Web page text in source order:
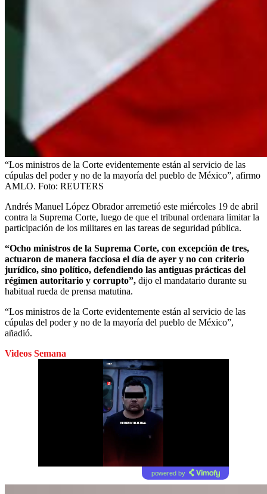
“Los ministros de la Corte evidentemente están al servicio de las
cúpulas del poder y no de la mayoría del pueblo de México”, afirmo
AMLO. Foto: REUTERS
Andrés Manuel López Obrador arremetió este miércoles 19 de abril
contra la Suprema Corte, luego de que el tribunal ordenara limitar la
participación de los militares en las tareas de seguridad pública.
“Ocho ministros de la Suprema Corte, con excepción de tres,
actuaron de manera facciosa el día de ayer y no con criterio
jurídico, sino político, defendiendo las antiguas prácticas del
régimen autoritario y corrupto”, dijo el mandatario durante su
habitual rueda de prensa matutina.
“Los ministros de la Corte evidentemente están al servicio de las
cúpulas del poder y no de la mayoría del pueblo de México”,
añadió.
Videos Semana
powered by